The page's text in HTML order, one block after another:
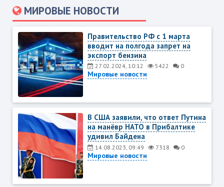
МИРОВЫЕ НОВОСТИ
Правительство PФ с 1 марта
вводит на полгода запрет на
экспорт бензина
27.02.2024, 10:12 5422 0
Мировые новости
В США заявили, что ответ Путина
на манёвр НАТО в Прибалтике
удивил Байдена
14.08.2023, 09:49 7318 0
Мировые новости